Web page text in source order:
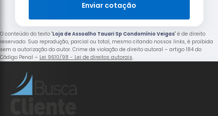
Enviar cotação
O conteúdo do texto "Loja de Assoalho Tauari Sp Condomínio Veigas" é de direito
reservado. Sua reprodução, parcial ou total, mesmo citando nossos links, é proibida
sem a autorização do autor. Crime de violação de direito autoral – artigo 184 do
Código Penal – Lei 9610/98 - Lei de direitos autorais.